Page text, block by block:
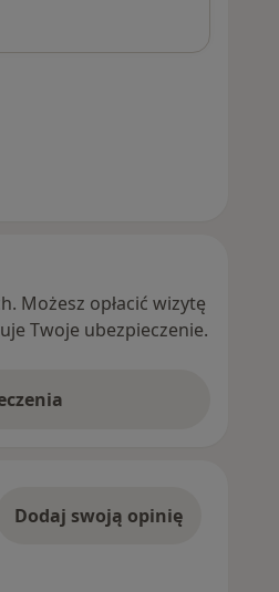
Możesz opłacić wizytę
Twoje ubezpieczenie.
Dodaj swoją opinię